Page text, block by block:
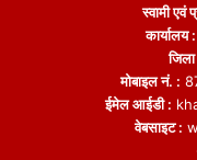
स्वामी एवं
कार्यालय :
मोबाइल नं. :
ईमेल आईडी :
वेबसाइट :